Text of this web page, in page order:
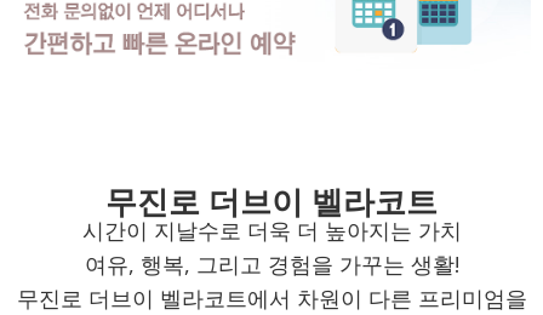
무진로 더브이 벨라코트
시간이 지날수로 더욱 더 높아지는 가치
여유, 행복, 그리고 경험을 가꾸는 생활!
무진로 더브이 벨라코트에서 차원이 다른 프리미엄을